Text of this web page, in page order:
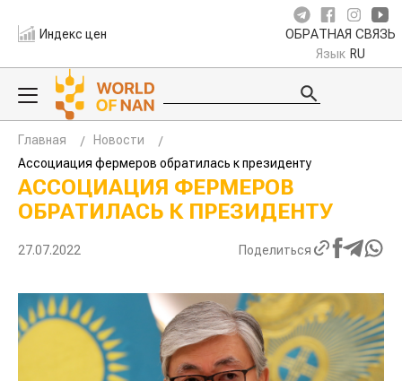
Индекс цен ОБРАТНАЯ СВЯЗЬ
Язык RU
Главная
Новости
Ассоциация фермеров обратилась к президенту
АССОЦИАЦИЯ ФЕРМЕРОВ
ОБРАТИЛАСЬ К ПРЕЗИДЕНТУ
27.07.2022 Поделиться